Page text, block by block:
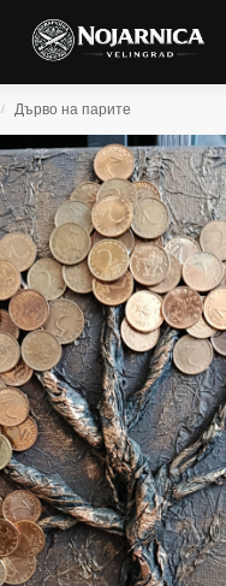
/ Дърво на парите